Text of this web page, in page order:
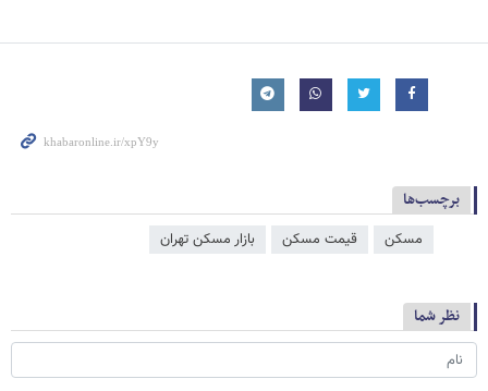
برچسب‌ها
مسکن قیمت مسکن بازار مسکن تهران
نظر شما